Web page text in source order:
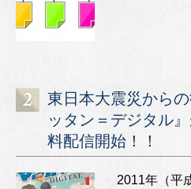
東日本大震災から
ッタン＝デジタル
料配信開始！！
2011年（平